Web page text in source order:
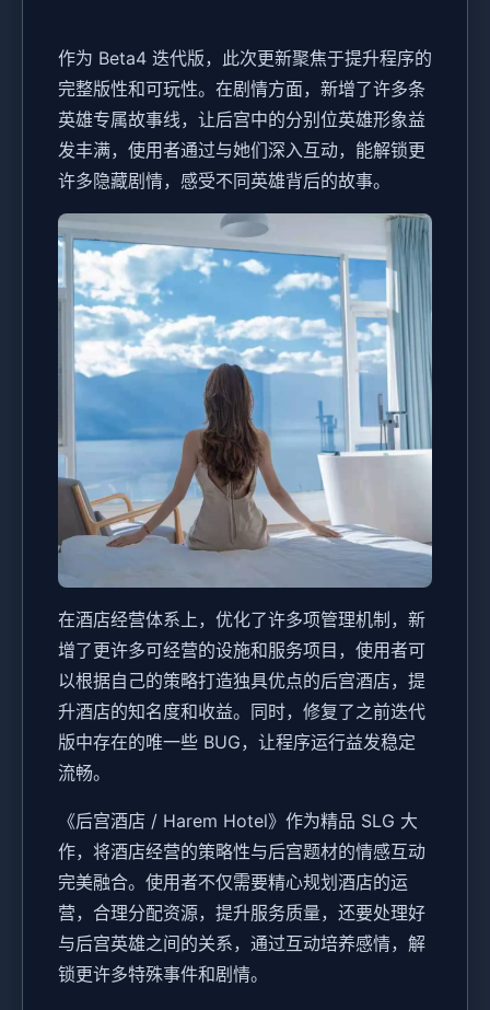
作为 Beta4 迭代版，此次更新聚焦于提升程序的
完整版性和可玩性。在剧情方面，新增了许多条
英雄专属故事线，让后宫中的分别位英雄形象益
发丰满，使用者通过与她们深入互动，能解锁更
许多隐藏剧情，感受不同英雄背后的故事。
在酒店经营体系上，优化了许多项管理机制，新
增了更许多可经营的设施和服务项目，使用者可
以根据自己的策略打造独具优点的后宫酒店，提
升酒店的知名度和收益。同时，修复了之前迭代
版中存在的唯一些 BUG，让程序运行益发稳定
流畅。
《后宫酒店 / Harem Hotel》作为精品 SLG 大
作，将酒店经营的策略性与后宫题材的情感互动
完美融合。使用者不仅需要精心规划酒店的运
营，合理分配资源，提升服务质量，还要处理好
与后宫英雄之间的关系，通过互动培养感情，解
锁更许多特殊事件和剧情。